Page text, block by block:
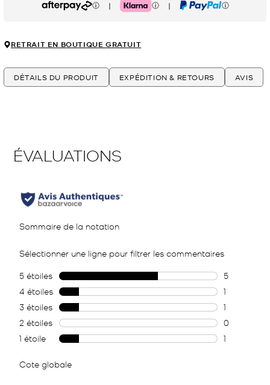
Afterpay | Klarna | PayPal
RETRAIT EN BOUTIQUE GRATUIT
DÉTAILS DU PRODUIT EXPÉDITION & RETOURS AVIS